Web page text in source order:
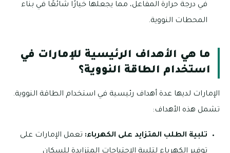
في درجة حرارة المفاعل، مما يجعلها خيارًا شائعًا في بناء
المحطات النووية.
ما هي الأهداف الرئيسية للإمارات في
استخدام الطاقة النووية؟
الإمارات لديها عدة أهداف رئيسية في استخدام الطاقة النووية.
تشمل هذه الأهداف:
تلبية الطلب المتزايد على الكهرباء: تعمل الإمارات على